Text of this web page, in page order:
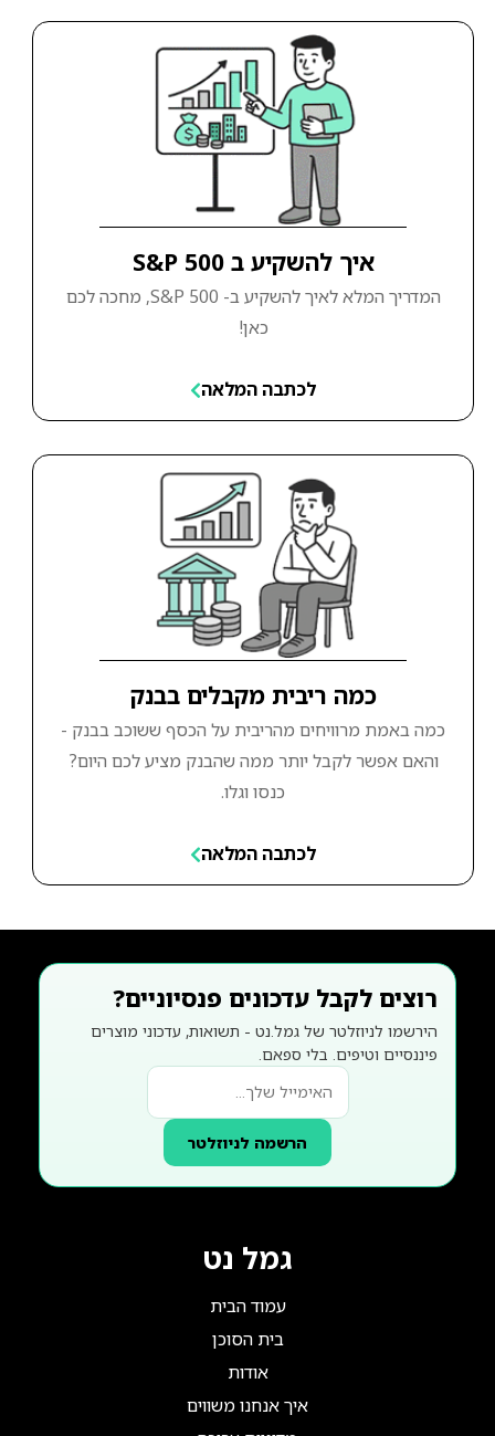
איך להשקיע ב S&P 500
המדריך המלא לאיך להשקיע ב- S&P 500, מחכה לכם
כאן!
לכתבה המלאה
כמה ריבית מקבלים בבנק
כמה באמת מרוויחים מהריבית על הכסף ששוכב בבנק -
והאם אפשר לקבל יותר ממה שהבנק מציע לכם היום?
כנסו וגלו.
לכתבה המלאה
רוצים לקבל עדכונים פנסיוניים?
הירשמו לניוזלטר של גמל.נט - תשואות, עדכוני מוצרים
פיננסיים וטיפים. בלי ספאם.
הרשמה לניוזלטר
גמל נט
עמוד הבית
בית הסוכן
אודות
איך אנחנו משווים